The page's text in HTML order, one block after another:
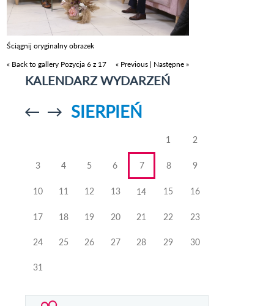
Ściągnij oryginalny obrazek
« Back to gallery Pozycja 6 z 17 « Previous | Następne »
KALENDARZ WYDARZEŃ
Przejdź doPrzejdź do
SIERPIEŃ
1 2
3 4 5 6 7 8 9
10 11 12 13 14 15 16
17 18 19 20 21 22 23
24 25 26 27 28 29 30
31